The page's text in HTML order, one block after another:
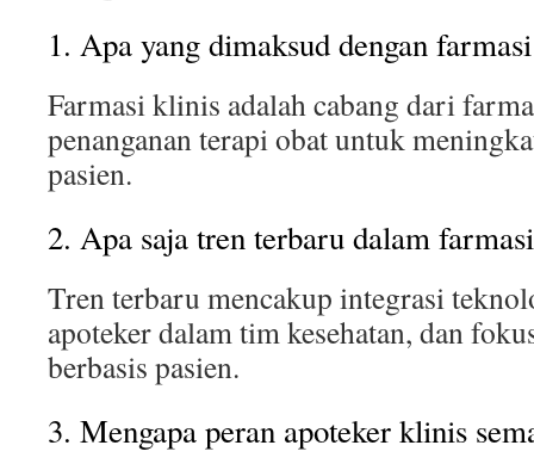
1. Apa yang dimaksud dengan
Farmasi klinis adalah cabang dari
penanganan terapi obat untuk
pasien.
2. Apa saja tren terbaru dalam
Tren terbaru mencakup integrasi
apoteker dalam tim kesehatan, dan
berbasis pasien.
3. Mengapa peran apoteker klinis